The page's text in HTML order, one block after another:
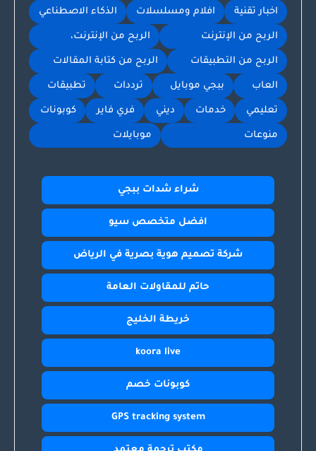
اخبار تقنية افلام ومسلسلات الذكاء الاصطناعي
الربح من الإنترنت الربح من الإنترنت،
الربح من التطبيقات الربح من كتابة المقالات
العاب ببجي موبايل ترددات تطبيقات
تعليمي خدمات ديني فري فاير كوبونات
منوعات موبايلات
شراء شدات ببجي
افضل متخصص سيو
شركة تصميم هوية بصرية في الرياض
حاتم للمقاولات العامة
خريطة الخليج
koora live
كوبونات خصم
GPS tracking system